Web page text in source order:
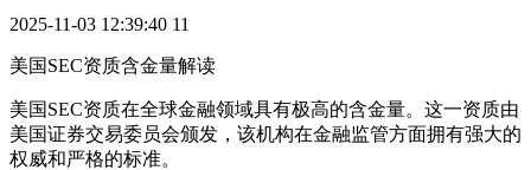
2025-11-03 12:39:40 11
美国SEC资质含金量解读
美国SEC资质在全球金融领域具有极高的含金量。这一资质由
美国证券交易委员会颁发，该机构在金融监管方面拥有强大的
权威和严格的标准。